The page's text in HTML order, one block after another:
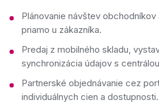
Plánovanie návštev
priamo u zákazníka.
Predaj z mobilného skladu,
synchronizácia údajov s
Partnerské objednávanie cez
individuálnych cien a dostupnosti.